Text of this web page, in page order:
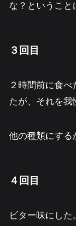
な？ということ
３回目
２時間前に食
たが、それを我
他の種類にする
４回目
ビター味にし